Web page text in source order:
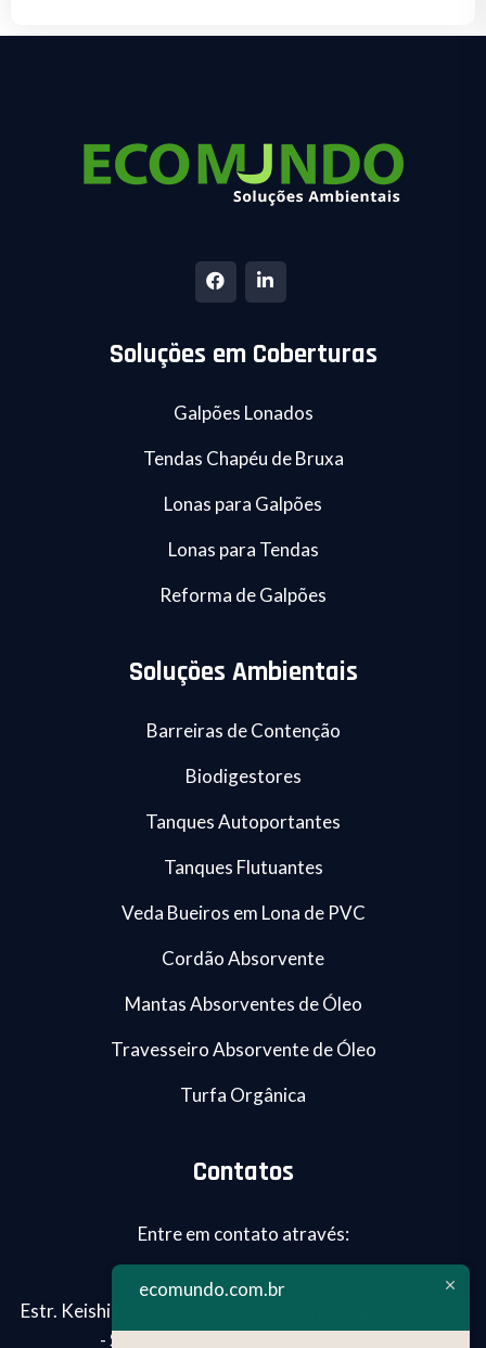
Soluções em Coberturas
Galpões Lonados
Tendas Chapéu de Bruxa
Lonas para Galpões
Lonas para Tendas
Reforma de Galpões
Soluções Ambientais
Barreiras de Contenção
Biodigestores
Tanques Autoportantes
Tanques Flutuantes
Veda Bueiros em Lona de PVC
Cordão Absorvente
Mantas Absorventes de Óleo
Travesseiro Absorvente de Óleo
Turfa Orgânica
Contatos
Entre em contato através:
Estr. Keishi Matsumoto, 462 - Jd.Tomé, Embu das Artes
- SP - Segunda-Sexta 8:00h - 18:00h
ecomundo.com.br